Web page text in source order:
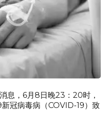
息，6月8日晚23：20时，
冠病毒病（COVID-19）致